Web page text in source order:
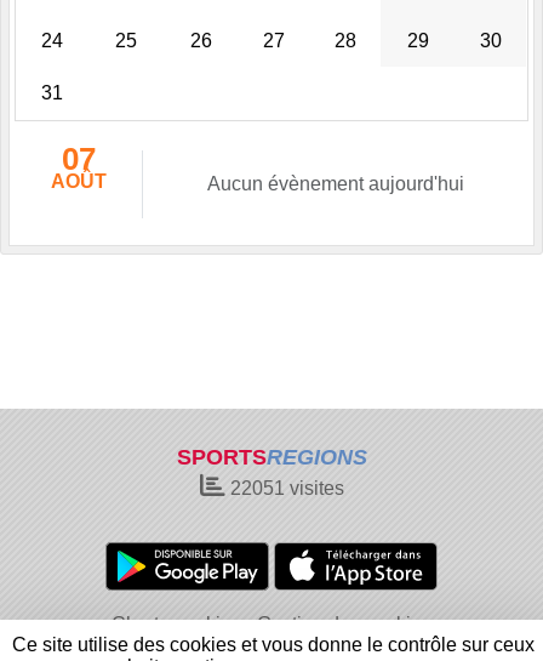
24 25 26 27 28 29 30
31
07
AOÛT Aucun évènement aujourd'hui
SPORTSREGIONS
22051 visites
Charte cookies
Gestion des cookies
Informations légales
Signaler un contenu inapproprié
Ce site utilise des cookies et vous donne le contrôle sur ceux